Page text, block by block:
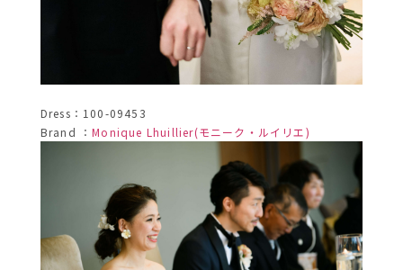
Dress：100-09453
Brand ：Monique Lhuillier(モニーク・ルイリエ)